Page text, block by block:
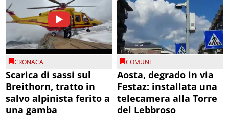
CRONACA
Scarica di sassi sul
Breithorn, tratto in
salvo alpinista ferito a
una gamba
COMUNI
Aosta, degrado in via
Festaz: installata una
telecamera alla Torre
del Lebbroso